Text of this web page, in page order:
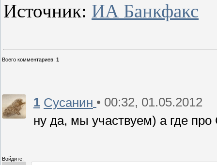
Источник: ИА Банкфакс
Всего комментариев: 1
1 Сусанин • 00:32, 01.05.2012
ну да, мы участвуем) а где
Войдите: